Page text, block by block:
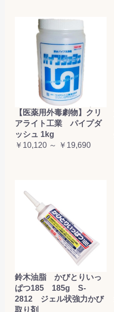
【医薬用外毒劇物】クリ
アライト工業 パイプダ
ッシュ 1kg
￥10,120 ～ ￥19,690
鈴木油脂 かびとりいっ
ぱつ185 185g S-
2812 ジェル状強力かび
取り剤